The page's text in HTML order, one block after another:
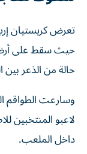
تعرض كريستيان
حيث سقط على
حالة من الذعر بين
وسارعت الطواقم
لاعبو المنتخبين
داخل الملعب.